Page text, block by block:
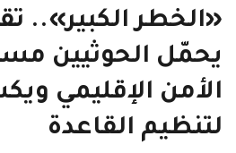
«الخطر الكبير»..
يحمّل الحوثيين
الأمن الإقليمي
لتنظيم القاعدة